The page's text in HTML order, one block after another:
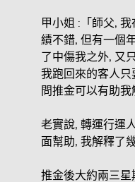
甲小姐 :「師父,
績不錯, 但有一個
了中傷我之外, 又
我跑回來的客人只
問推金可以有助我
老實說, 轉運行運
面幫助, 我解釋了
推金後大約兩三星